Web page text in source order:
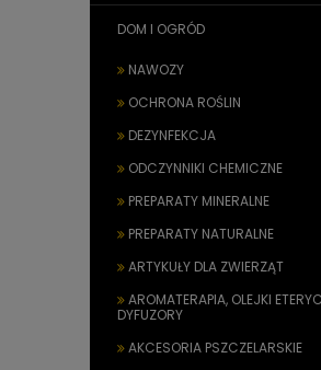
DOM I OGRÓD
NAWOZY
OCHRONA ROŚLIN
DEZYNFEKCJA
ODCZYNNIKI CHEMICZNE
PREPARATY MINERALNE
PREPARATY NATURALNE
ARTYKUŁY DLA ZWIERZĄT
AROMATERAPIA, OLEJKI
DYFUZORY
AKCESORIA PSZCZELARSKIE